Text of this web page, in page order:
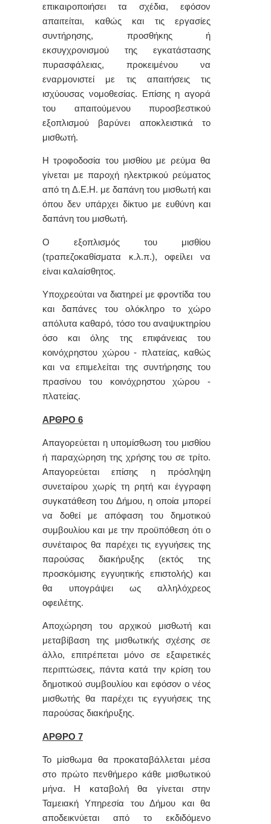
επικαιροποιήσει τα σχέδια, εφόσον
απαιτείται, καθώς και τις εργασίες
συντήρησης, προσθήκης ή
εκσυγχρονισμού της εγκατάστασης
πυρασφάλειας, προκειμένου να
εναρμονιστεί με τις απαιτήσεις τις
ισχύουσας νομοθεσίας. Επίσης η αγορά
του απαιτούμενου πυροσβεστικού
εξοπλισμού βαρύνει αποκλειστικά το
μισθωτή.
Η τροφοδοσία του μισθίου με ρεύμα θα
γίνεται με παροχή ηλεκτρικού ρεύματος
από τη Δ.Ε.Η. με δαπάνη του μισθωτή και
όπου δεν υπάρχει δίκτυο με ευθύνη και
δαπάνη του μισθωτή.
Ο εξοπλισμός του μισθίου
(τραπεζοκαθίσματα κ.λ.π.), οφείλει να
είναι καλαίσθητος.
Υποχρεούται να διατηρεί με φρovτίδα τoυ
και δαπάvες τoυ oλόκληρo τo χώρo
απόλυτα καθαρό, τόσο του αναψυκτηρίου
όσο και όλης της επιφάνειας του
κοινόχρηστου χώρου - πλατείας, καθώς
και να επιμελείται της συντήρησης του
πρασίνου του κοινόχρηστου χώρου -
πλατείας.
ΑΡΘΡΟ 6
Απαγορεύεται η υπομίσθωση του μισθίου
ή παραχώρηση της χρήσης του σε τρίτο.
Απαγορεύεται επίσης η πρόσληψη
συνεταίρου χωρίς τη ρητή και έγγραφη
συγκατάθεση του Δήμου, η οποία μπορεί
να δοθεί με απόφαση του δημοτικού
συμβουλίου και με την προϋπόθεση ότι ο
συνέταιρος θα παρέχει τις εγγυήσεις της
παρούσας διακήρυξης (εκτός της
προσκόμισης εγγυητικής επιστολής) και
θα υπογράψει ως αλληλόχρεος
οφειλέτης.
Αποχώρηση του αρχικού μισθωτή και
μεταβίβαση της μισθωτικής σχέσης σε
άλλο, επιτρέπεται μόνο σε εξαιρετικές
περιπτώσεις, πάντα κατά την κρίση του
δημοτικού συμβουλίου και εφόσον ο νέος
μισθωτής θα παρέχει τις εγγυήσεις της
παρούσας διακήρυξης.
ΑΡΘΡΟ 7
Το μίσθωμα θα προκαταβάλλεται μέσα
στο πρώτο πενθήμερο κάθε μισθωτικού
μήνα. Η καταβολή θα γίνεται στην
Ταμειακή Υπηρεσία του Δήμου και θα
αποδεικνύεται από το εκδιδόμενο